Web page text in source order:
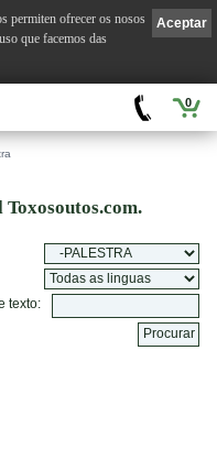
0
texto:
Aceptar
permiten ofrecer os nosos
que facemos das